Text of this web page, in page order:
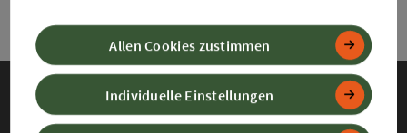
Impressum
Individuelle Einstellungen
Allen Cookies zustimmen